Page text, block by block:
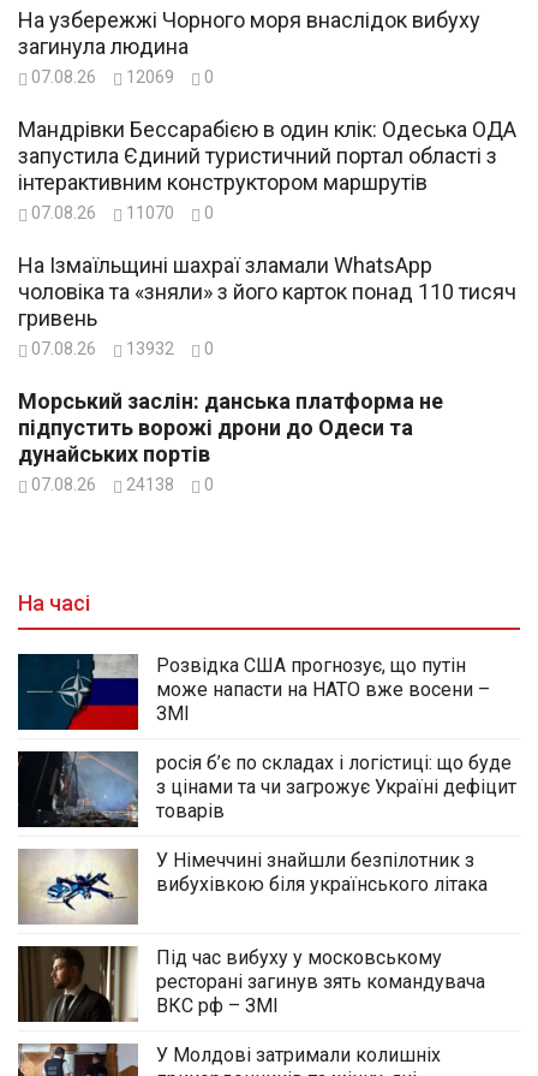
На узбережжі Чорного моря внаслідок вибуху
загинула людина
07.08.26 12069 0
Мандрівки Бессарабією в один клік: Одеська ОДА
запустила Єдиний туристичний портал області з
інтерактивним конструктором маршрутів
07.08.26 11070 0
На Ізмаїльщині шахраї зламали WhatsApp
чоловіка та «зняли» з його карток понад 110 тисяч
гривень
07.08.26 13932 0
Морський заслін: данська платформа не
підпустить ворожі дрони до Одеси та
дунайських портів
07.08.26 24138 0
На часі
Розвідка США прогнозує, що путін
може напасти на НАТО вже восени –
ЗМІ
росія б’є по складах і логістиці: що буде
з цінами та чи загрожує Україні дефіцит
товарів
У Німеччині знайшли безпілотник з
вибухівкою біля українського літака
Під час вибуху у московському
ресторані загинув зять командувача
ВКС рф – ЗМІ
У Молдові затримали колишніх